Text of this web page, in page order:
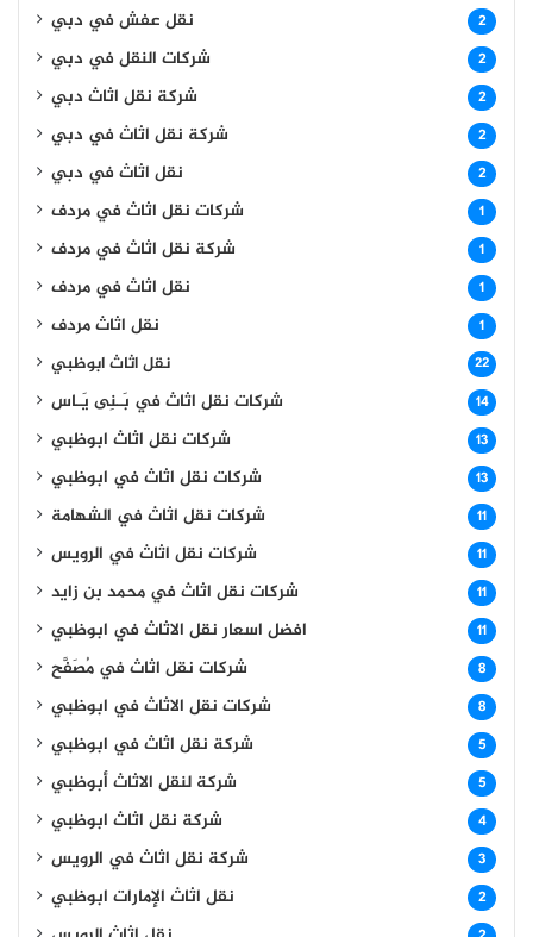
نقل عفش في دبي 2
شركات النقل في دبي 2
شركة نقل اثاث دبي 2
شركة نقل اثاث في دبي 2
نقل اثاث في دبي 2
شركات نقل اثاث في مردف 1
شركة نقل اثاث في مردف 1
نقل اثاث في مردف 1
نقل اثاث مردف 1
نقل اثاث ابوظبي 22
شركات نقل اثاث في بَـنِى يَـاس 14
شركات نقل اثاث ابوظبي 13
شركات نقل اثاث في ابوظبي 13
شركات نقل اثاث في الشهامة 11
شركات نقل اثاث في الرويس 11
شركات نقل اثاث في محمد بن زايد 11
افضل اسعار نقل الاثاث في ابوظبي 11
8
شركات نقل الاثاث في ابوظبي 8
شركة نقل اثاث في ابوظبي 5
شركة لنقل الاثاث أبوظبي 5
شركة نقل اثاث ابوظبي 4
شركة نقل اثاث في الرويس 3
نقل اثاث الإمارات ابوظبي 2